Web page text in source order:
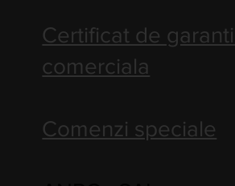
Certificat de
comerciala
Comenzi speciale